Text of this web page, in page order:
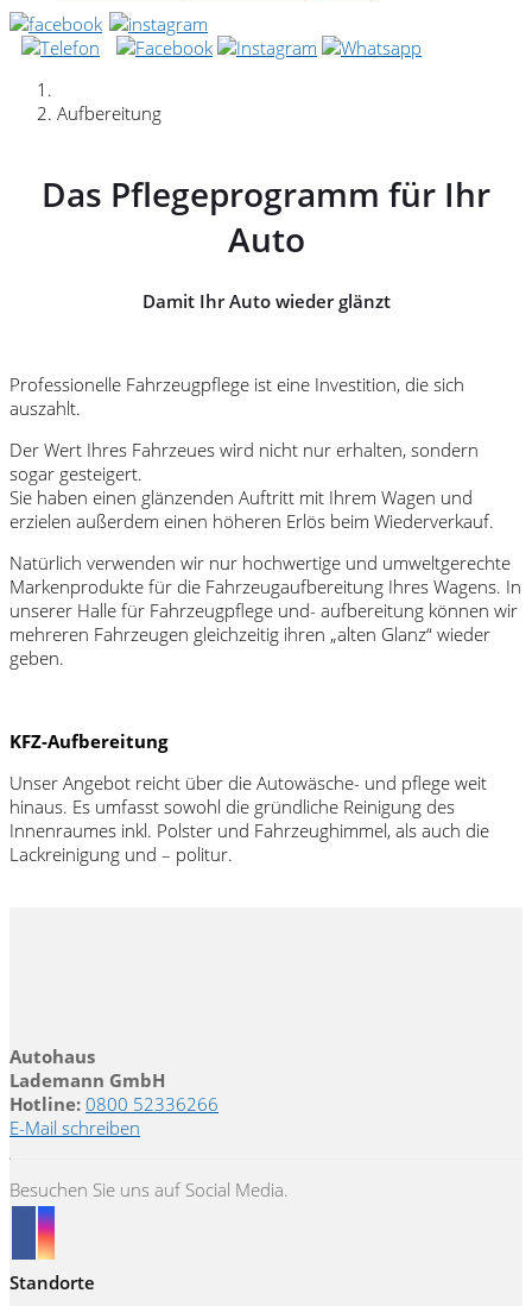
Aufbereitung
Das Pflegeprogramm für Ihr
Auto
Damit Ihr Auto wieder glänzt
Professionelle Fahrzeugpflege ist eine Investition, die sich
auszahlt.
Der Wert Ihres Fahrzeues wird nicht nur erhalten, sondern
sogar gesteigert.
Sie haben einen glänzenden Auftritt mit Ihrem Wagen und
erzielen außerdem einen höheren Erlös beim Wiederverkauf.
Natürlich verwenden wir nur hochwertige und umweltgerechte
Markenprodukte für die Fahrzeugaufbereitung Ihres Wagens. In
unserer Halle für Fahrzeugpflege und- aufbereitung können wir
mehreren Fahrzeugen gleichzeitig ihren „alten Glanz“ wieder
geben.
KFZ-Aufbereitung
Unser Angebot reicht über die Autowäsche- und pflege weit
hinaus. Es umfasst sowohl die gründliche Reinigung des
Innenraumes inkl. Polster und Fahrzeughimmel, als auch die
Lackreinigung und – politur.
Autohaus
Lademann GmbH
Hotline: 0800 52336266
E-Mail schreiben
Besuchen Sie uns auf Social Media.
Standorte